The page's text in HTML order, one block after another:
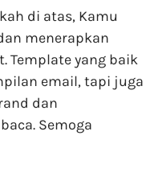
di atas, Kamu
menerapkan
Template yang baik
email, tapi juga
dan
Semoga